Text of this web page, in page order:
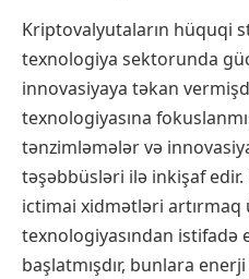
Kriptovalyutaların hüquqi
texnologiya sektorunda
innovasiyaya təkan
texnologiyasına
tənzimləmələr və
təşəbbüsləri ilə inkişaf edir.
ictimai xidmətləri artırmaq
texnologiyasından istifadə
başlatmışdır, bunlara